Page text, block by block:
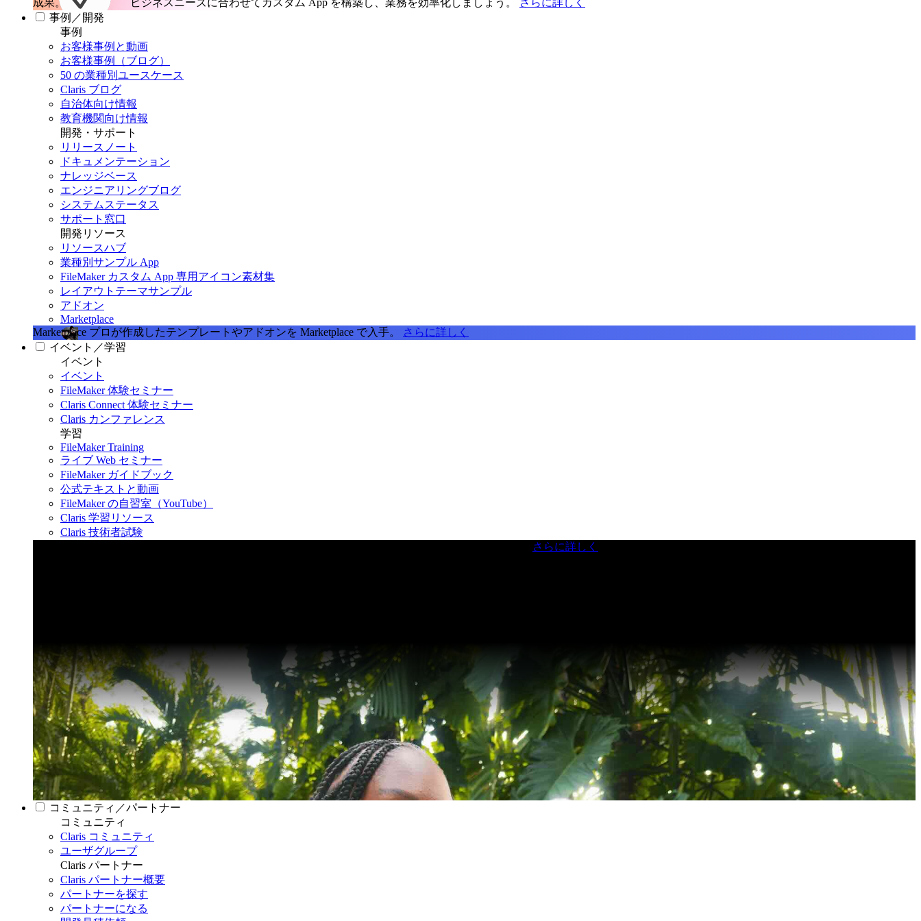
成果。 ビジネスニーズに合わせてカスタム App を構築し、業務を効率化しましょう。
さらに詳しく
事例／開発
事例
お客様事例と動画
お客様事例（ブログ）
50 の業種別ユースケース
Claris ブログ
自治体向け情報
教育機関向け情報
開発・サポート
リリースノート
ドキュメンテーション
ナレッジベース
エンジニアリングブログ
システムステータス
サポート窓口
開発リソース
リソースハブ
業種別サンプル App
FileMaker カスタム App 専用アイコン素材集
レイアウトテーマサンプル
アドオン
Marketplace
Marketplace プロが作成したテンプレートやアドオンを Marketplace で入手。
さらに詳しく
イベント／学習
イベント
イベント
FileMaker 体験セミナー
Claris Connect 体験セミナー
Claris カンファレンス
学習
FileMaker Training
ライブ Web セミナー
FileMaker ガイドブック
公式テキストと動画
FileMaker の自習室（YouTube）
Claris 学習リソース
Claris 技術者試験
さらに詳しく
コミュニティ／パートナー
コミュニティ
Claris コミュニティ
ユーザグループ
Claris パートナー
Claris パートナー概要
パートナーを探す
パートナーになる